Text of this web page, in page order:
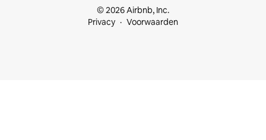
© 2026 Airbnb, Inc.
Privacy
Voorwaarden